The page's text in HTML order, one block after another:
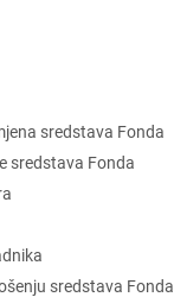
sredstava Fonda
sredstava Fonda
sredstava Fonda